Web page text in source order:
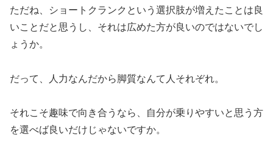
ただね、ショートクランクという選択肢が増えたことは良
いことだと思うし、それは広めた方が良いのではないでし
ょうか。
だって、人力なんだから脚質なんて人それぞれ。
それこそ趣味で向き合うなら、自分が乗りやすいと思う方
を選べば良いだけじゃないですか。